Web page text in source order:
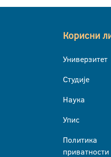
Корисни
Универзитет
Студије
Наука
Упис
Политика
приватности